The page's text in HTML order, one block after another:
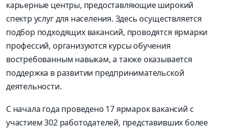
карьерные центры, предоставляющие широкий
спектр услуг для населения. Здесь осуществляется
подбор подходящих вакансий, проводятся ярмарки
профессий, организуются курсы обучения
востребованным навыкам, а также оказывается
поддержка в развитии предпринимательской
деятельности.
С начала года проведено 17 ярмарок вакансий с
участием 302 работодателей, представивших более